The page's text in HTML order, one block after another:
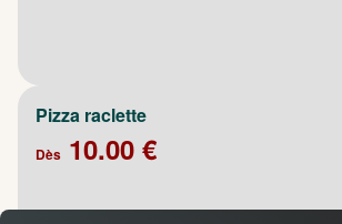
Pizza raclette
Dès 10.00 €